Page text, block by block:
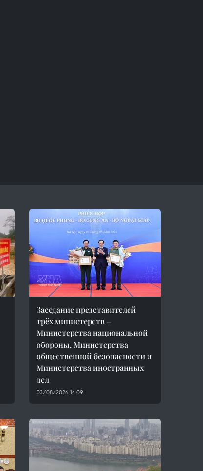
Заседание представителей
трёх министерств –
Министерства национальной
обороны, Министерства
общественной безопасности и
Министерства иностранных
дел
03/08/2026 14:09